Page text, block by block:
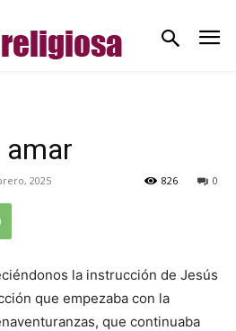
amar
2025 0
826
la instrucción de Jesús
que empezaba con la
que continuaba